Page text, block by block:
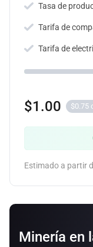
Tasa de
Tarifa de
Tarifa de
$1.00 $0.75
Estimado a partir
Minería en